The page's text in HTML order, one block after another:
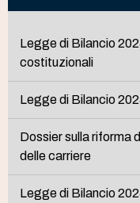
Legge di Bilancio
costituzionali
Legge di Bilancio
Dossier sulla riforma
delle carriere
Legge di Bilancio